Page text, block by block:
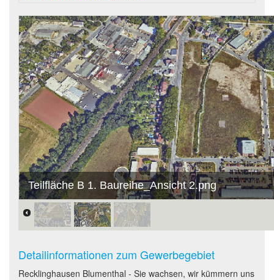
Teilfläche B 1. Baureihe_Ansicht 2.png
Detailinformationen zum Gewerbegebiet
Recklinghausen Blumenthal - Sie wachsen, wir kümmern uns